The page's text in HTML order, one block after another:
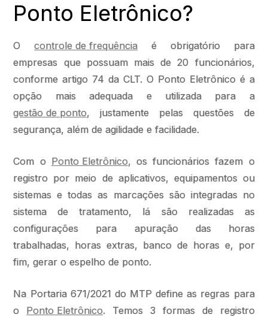
Ponto Eletrônico?
Ocontrole de frequência é obrigatório para
empresas que possuam mais de 20 funcionários,
conforme artigo 74 da CLT. O Ponto Eletrônico é a
opção mais adequada e utilizada para a
gestão de ponto, justamente pelas questões de
segurança, além de agilidade e facilidade.
Com o Ponto Eletrônico, os funcionários fazem o
registro por meio de aplicativos, equipamentos ou
sistemas e todas as marcações são integradas no
sistema de tratamento, lá são realizadas as
configurações para apuração das horas
trabalhadas, horas extras, banco de horas e, por
fim, gerar o espelho de ponto.
Na Portaria 671/2021 do MTP define as regras para
o Ponto Eletrônico. Temos 3 formas de registro